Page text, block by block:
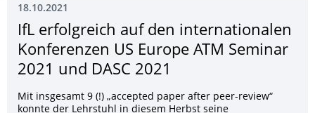
18.10.2021
IfL erfolgreich auf den internationalen
Konferenzen US Europe ATM Seminar
2021 und DASC 2021
Mit insgesamt 9 (!) „accepted paper after peer-review“
konnte der Lehrstuhl in diesem Herbst seine